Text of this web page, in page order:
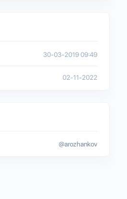
30-03-2019 09:49
02-11-2022
@arozhankov